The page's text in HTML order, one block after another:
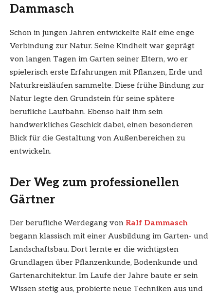
Dammasch
Schon in jungen Jahren entwickelte Ralf eine enge
Verbindung zur Natur. Seine Kindheit war geprägt
von langen Tagen im Garten seiner Eltern, wo er
spielerisch erste Erfahrungen mit Pflanzen, Erde und
Naturkreisläufen sammelte. Diese frühe Bindung zur
Natur legte den Grundstein für seine spätere
berufliche Laufbahn. Ebenso half ihm sein
handwerkliches Geschick dabei, einen besonderen
Blick für die Gestaltung von Außenbereichen zu
entwickeln.
Der Weg zum professionellen
Gärtner
Der berufliche Werdegang von Ralf Dammasch
begann klassisch mit einer Ausbildung im Garten- und
Landschaftsbau. Dort lernte er die wichtigsten
Grundlagen über Pflanzenkunde, Bodenkunde und
Gartenarchitektur. Im Laufe der Jahre baute er sein
Wissen stetig aus, probierte neue Techniken aus und